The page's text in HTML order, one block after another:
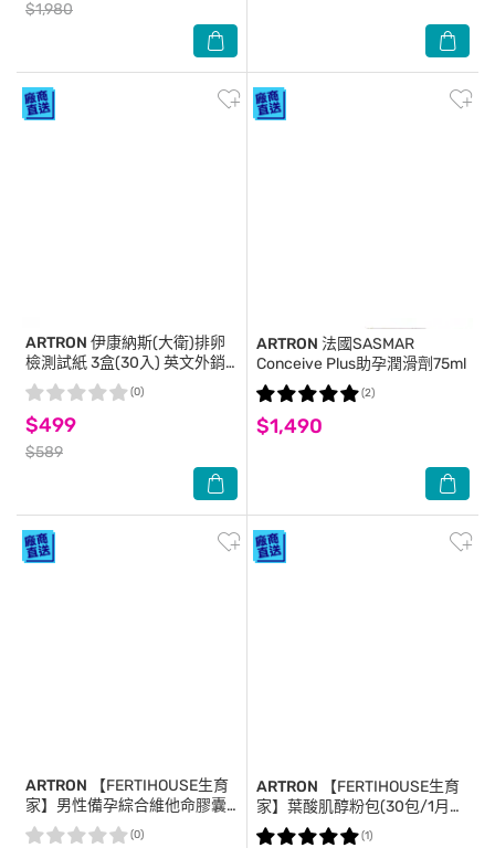
$1,980
ARTRON 伊康納斯(大衛)排卵
檢測試紙 3盒(30入) 英文外銷
版
$499
$589
(0)
ARTRON 法國SASMAR
Conceive Plus助孕潤滑劑75ml
$1,490
(2)
ARTRON 【FERTIHOUSE生育
家】男性備孕綜合維他命膠囊
(30顆/1月份)
(0)
ARTRON 【FERTIHOUSE生育
家】葉酸肌醇粉包(30包/1月
份)X3
(1)